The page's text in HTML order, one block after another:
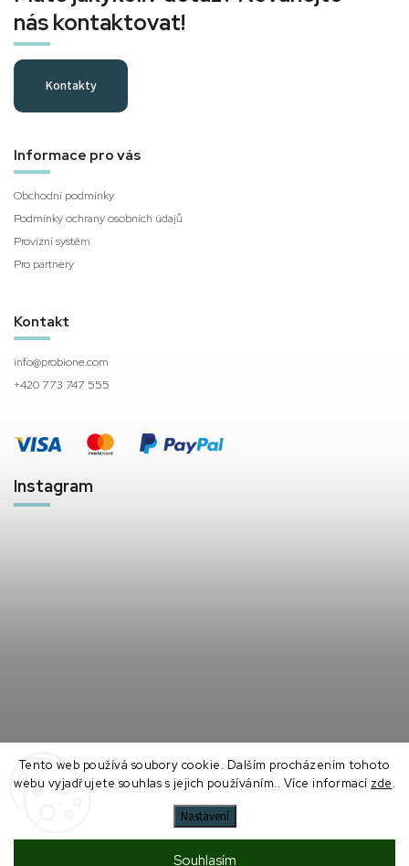
Tento web používá soubory cookie. Dalším procházením tohoto
webu vyjadřujete souhlas s jejich používáním.. Více informací zde.
Nastavení
Souhlasím
nás kontaktovat!
Kontakty
Informace pro vás
Obchodní podmínky
Podmínky ochrany osobních údajů
Provizní systém
Pro partnery
Kontakt
info@probione.com
+420 773 747 555
Instagram
Sledovat na Instagramu